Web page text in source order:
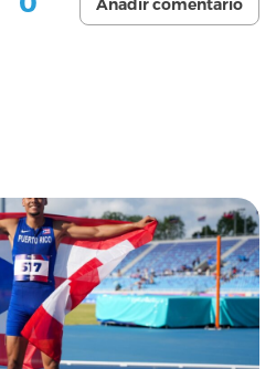
Añadir comentario